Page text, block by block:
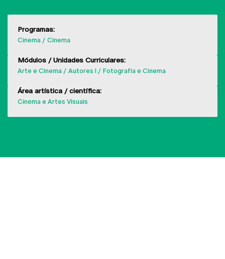
Programas:
Cinema Cinema
Módulos / Unidades Curriculares:
Arte e Cinema Autores I Fotografia e Cinema
Área artística / científica:
Cinema e Artes Visuais